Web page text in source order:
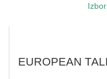
EUROPEAN